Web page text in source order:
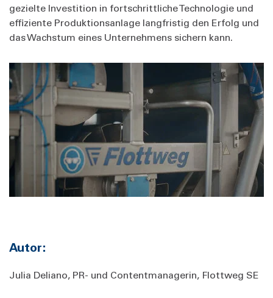
gezielte Investition in fortschrittliche Technologie und
effiziente Produktionsanlage langfristig den Erfolg und
das Wachstum eines Unternehmens sichern kann.
Autor:
Julia Deliano, PR- und Contentmanagerin, Flottweg SE